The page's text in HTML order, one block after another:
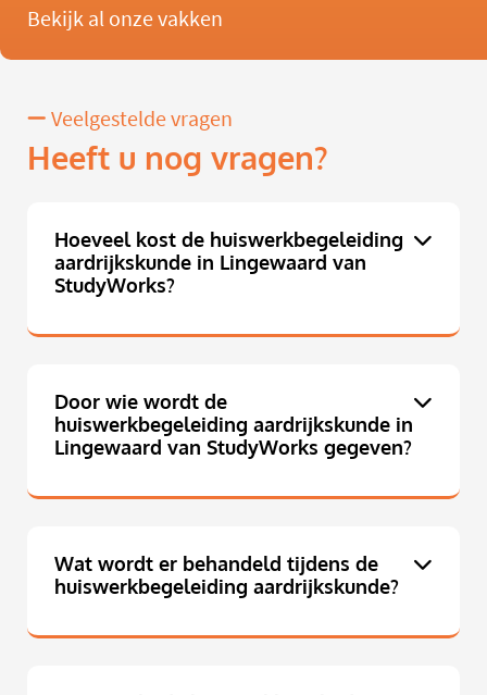
Bekijk al onze vakken
Veelgestelde vragen
Heeft u nog vragen?
Hoeveel kost de huiswerkbegeleiding
aardrijkskunde in Lingewaard van
StudyWorks?
Door wie wordt de
huiswerkbegeleiding aardrijkskunde in
Lingewaard van StudyWorks gegeven?
Wat wordt er behandeld tijdens de
huiswerkbegeleiding aardrijkskunde?